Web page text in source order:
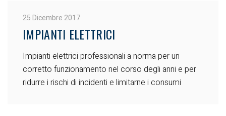
25 Dicembre 2017
IMPIANTI ELETTRICI
Impianti elettrici professionali a norma per un
corretto funzionamento nel corso degli anni e per
ridurre i rischi di incidenti e limitarne i consumi